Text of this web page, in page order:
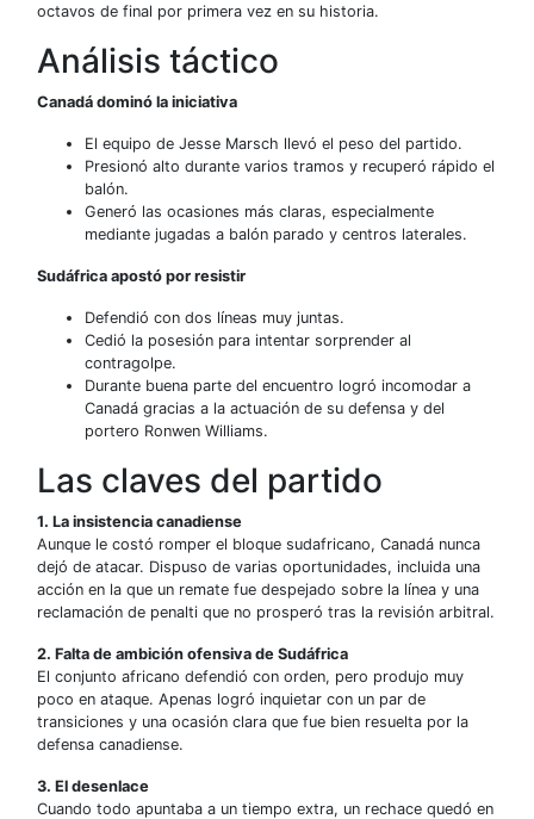
octavos de final por primera vez en su historia.
Análisis táctico
Canadá dominó la iniciativa
El equipo de Jesse Marsch llevó el peso del partido.
Presionó alto durante varios tramos y recuperó rápido el
balón.
Generó las ocasiones más claras, especialmente
mediante jugadas a balón parado y centros laterales.
Sudáfrica apostó por resistir
Defendió con dos líneas muy juntas.
Cedió la posesión para intentar sorprender al
contragolpe.
Durante buena parte del encuentro logró incomodar a
Canadá gracias a la actuación de su defensa y del
portero Ronwen Williams.
Las claves del partido
1. La insistencia canadiense
Aunque le costó romper el bloque sudafricano, Canadá nunca
dejó de atacar. Dispuso de varias oportunidades, incluida una
acción en la que un remate fue despejado sobre la línea y una
reclamación de penalti que no prosperó tras la revisión arbitral.
2. Falta de ambición ofensiva de Sudáfrica
El conjunto africano defendió con orden, pero produjo muy
poco en ataque. Apenas logró inquietar con un par de
transiciones y una ocasión clara que fue bien resuelta por la
defensa canadiense.
3. El desenlace
Cuando todo apuntaba a un tiempo extra, un rechace quedó en